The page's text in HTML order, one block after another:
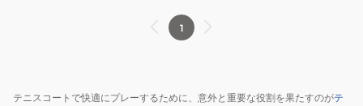
1
テニスコートで快適にプレーするために、意外と重要な役割を果たすのがテ